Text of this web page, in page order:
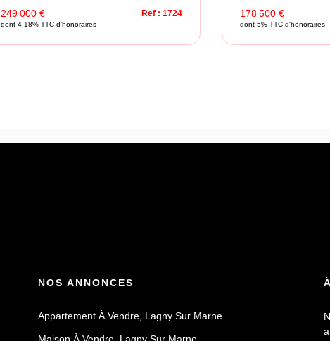
249 000 €
dont 4.18% TTC d'honoraires
Ref : 1724 178 500 €
dont 5% TTC d'honoraires
NOS ANNONCES
Appartement À Vendre, Lagny Sur Marne